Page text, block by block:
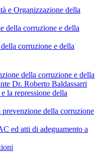
e Organizzazione della
della corruzione e della
corruzione e della
della corruzione e della
Dr. Roberto Baldassarri
la repressione della
della corruzione
ed atti di adeguamento a